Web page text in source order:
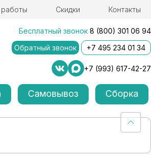
Скидки Контакты
Бесплатный звонок 8 (800) 301 06 94
Обратный звонок
+7 495 234 01 34
+7 (993) 617-42-27
Самовывоз Сборка